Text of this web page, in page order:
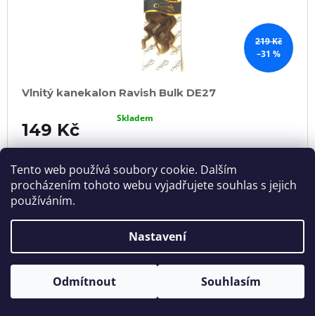
Tento web používá soubory cookie. Dalším
procházením tohoto webu vyjadřujete souhlas s jejich
používáním.
Nastavení
Odmítnout Souhlasím
219 Kč
–31 %
Vlnitý kanekalon Ravish Bulk DE27
149 Kč
KOŠÍKU
Skladem